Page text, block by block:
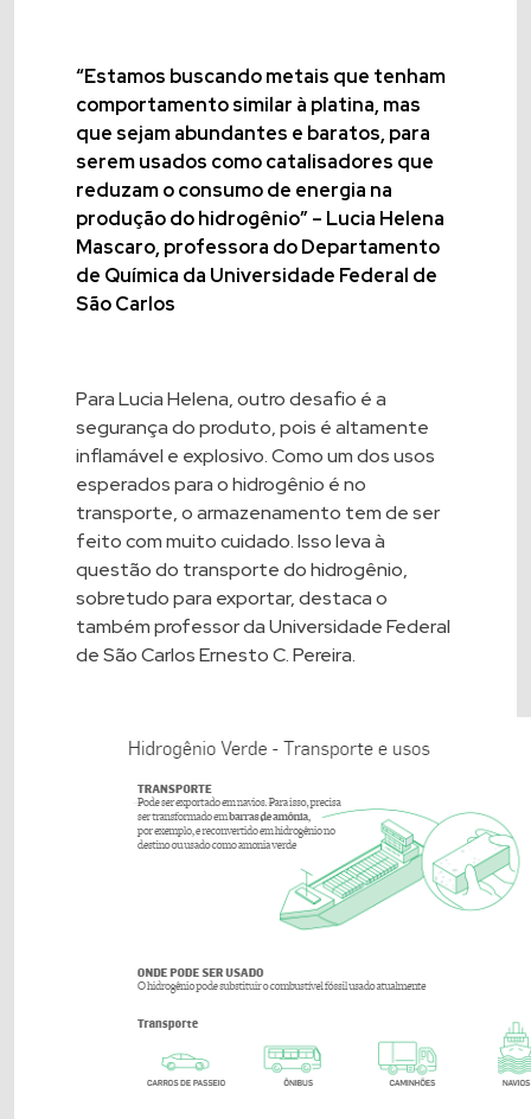
“Estamos buscando metais que tenham
comportamento similar à platina, mas
que sejam abundantes e baratos, para
serem usados como catalisadores que
reduzam o consumo de energia na
produção do hidrogênio” – Lucia Helena
Mascaro, professora do Departamento
de Química da Universidade Federal de
São Carlos
Para Lucia Helena, outro desafio é a
segurança do produto, pois é altamente
inflamável e explosivo. Como um dos usos
esperados para o hidrogênio é no
transporte, o armazenamento tem de ser
feito com muito cuidado. Isso leva à
questão do transporte do hidrogênio,
sobretudo para exportar, destaca o
também professor da Universidade Federal
de São Carlos Ernesto C. Pereira.